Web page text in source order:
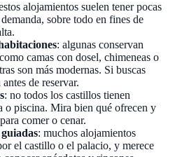
alojamientos suelen tener pocas
sobre todo en fines de
: algunas conservan
camas con dosel, chimeneas o
son más modernas. Si buscas
de reservar.
: no todos los castillos tienen
o piscina. Mira bien qué ofrecen y
comer o cenar.
: muchos alojamientos
el castillo o el palacio, y merece